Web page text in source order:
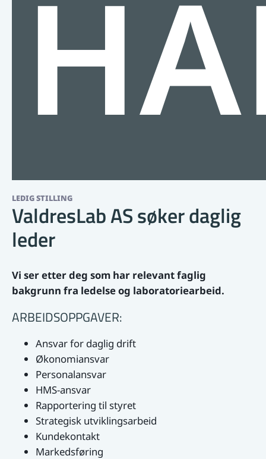
LEDIG STILLING
ValdresLab AS søker daglig
leder
Vi ser etter deg som har relevant faglig
bakgrunn fra ledelse og laboratoriearbeid.
ARBEIDSOPPGAVER:
Ansvar for daglig drift
Økonomiansvar
Personalansvar
HMS-ansvar
Rapportering til styret
Strategisk utviklingsarbeid
Kundekontakt
Markedsføring